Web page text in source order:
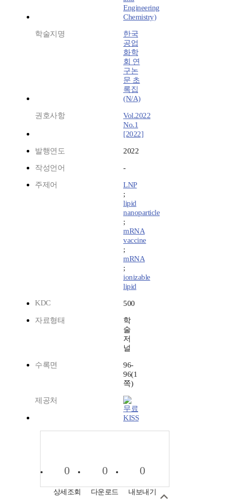
Engineering
Chemistry)
학술지명
한국
공업
화학
회 연
구논
문 초
록집
(N/A)
권호사항
Vol.2022
No.1
[2022]
발행연도 2022
작성언어 -
주제어
LNP
;
lipid
nanoparticle
;
mRNA
vaccine
;
mRNA
;
ionizable
lipid
KDC
500
자료형태
학
술
저
널
수록면
96-
96(1
쪽)
제공처
KISS
0
상세조회
0
다운로드
0
내보내기